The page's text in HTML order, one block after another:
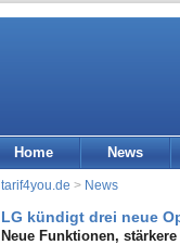
Home News
tarif4you.de > News
LG kündigt drei neue
Neue Funktionen,